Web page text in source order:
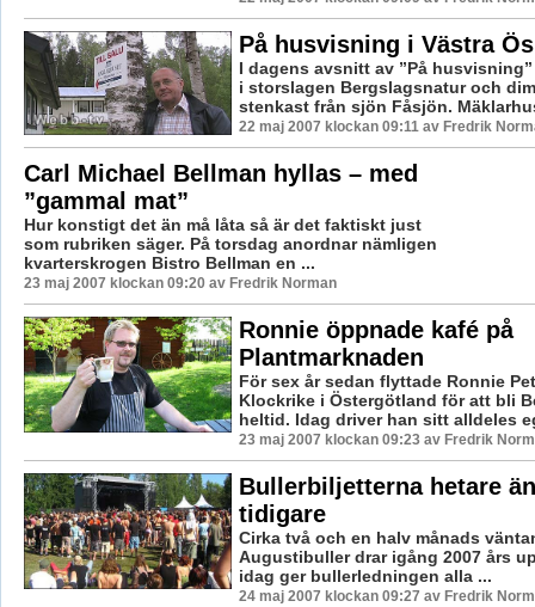
På husvisning i Västra
I dagens avsnitt av ”På
i storslagen Bergslagsnatur och
stenkast från sjön Fåsjön.
22 maj 2007 klockan 09:11 av Fredrik
Carl Michael Bellman hyllas – med
”gammal mat”
Hur konstigt det än må låta så är det faktiskt just
som rubriken säger. På torsdag anordnar nämligen
kvarterskrogen Bistro Bellman en ...
23 maj 2007 klockan 09:20 av Fredrik Norman
Ronnie öppnade kafé på
Plantmarknaden
För sex år sedan flyttade Ronnie
Klockrike i Östergötland för att bli
heltid. Idag driver han sitt alldeles
23 maj 2007 klockan 09:23 av Fredrik
Bullerbiljetterna hetare
tidigare
Cirka två och en halv månads
Augustibuller drar igång 2007 års
idag ger bullerledningen alla ...
24 maj 2007 klockan 09:27 av Fredrik